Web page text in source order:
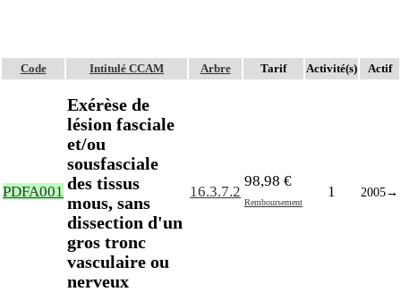
Code Intitulé CCAM Arbre Tarif Activité(s) Actif
PDFA001
Exérèse de
lésion fasciale
et/ou
sousfasciale
des tissus
mous, sans
dissection d'un
gros tronc
vasculaire ou
nerveux
16.3.7.2
98,98 €
Remboursement
1 2005→